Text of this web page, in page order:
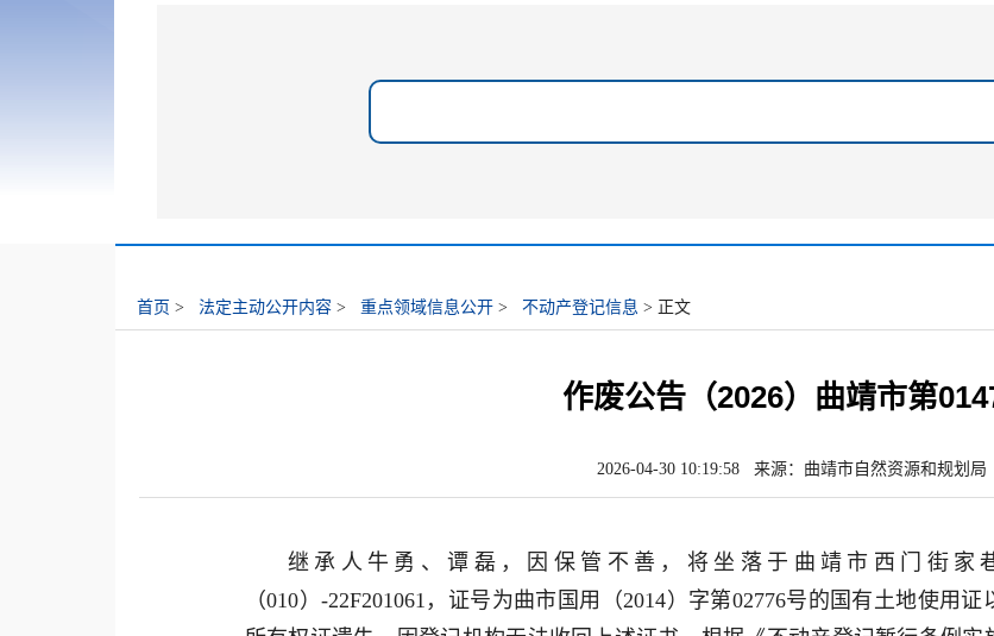
首页 > 法定主动公开内容 > 重点领域信息公开 > 不动产登记信息 > 正文
作废公告（2026）曲靖市第
2026-04-30 10:19:58 来源：曲靖市自然资源和规划局
继承人牛勇、谭磊，因保管不善，将坐落于曲靖市西门街家
（010）-22F201061，证号为曲市国用（2014）字第02776号的国有土地使用